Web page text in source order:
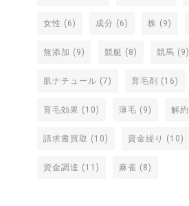
女性 (6) 成分 (6) 株 (9)
無添加 (9) 競艇 (8) 競馬 (9)
肌ナチュール (7) 育毛剤 (16)
育毛効果 (10) 薄毛 (9) 解約
請求書買取 (10) 資金繰り (10)
資金調達 (11) 麻雀 (8)